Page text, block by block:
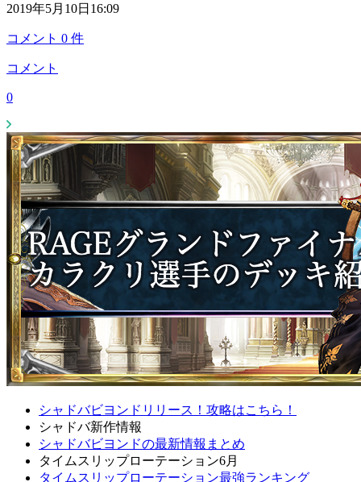
2019年5月10日16:09
コメント 0 件
コメント
0
シャドバビヨンドリリース！攻略はこちら！
シャドバ新作情報
シャドバビヨンドの最新情報まとめ
タイムスリップローテーション6月
タイムスリップローテーション最強ランキング